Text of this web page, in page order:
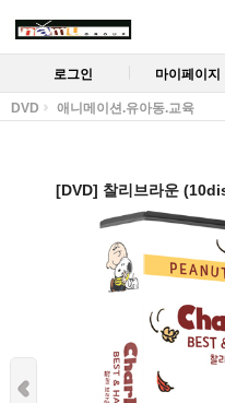
로그인 마이페이지
DVD 애니메이션.유아동.교육
[DVD] 찰리브라운